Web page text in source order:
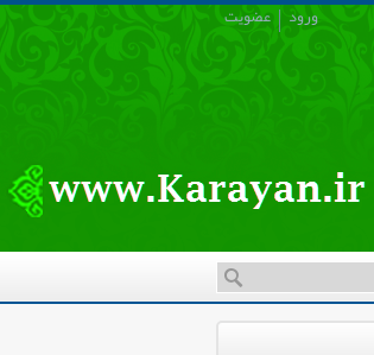
ورود عضویت